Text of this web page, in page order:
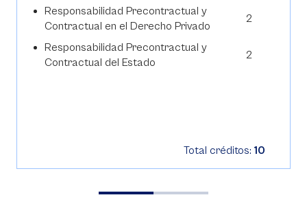
Responsabilidad Precontractual y
Contractual en el Derecho Privado
2
Responsabilidad Precontractual y
Contractual del Estado
2
Total créditos: 10